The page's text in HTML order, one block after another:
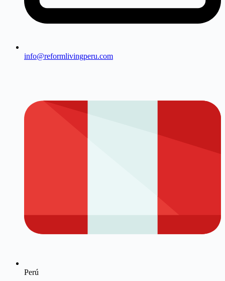
info@reformlivingperu.com
Perú